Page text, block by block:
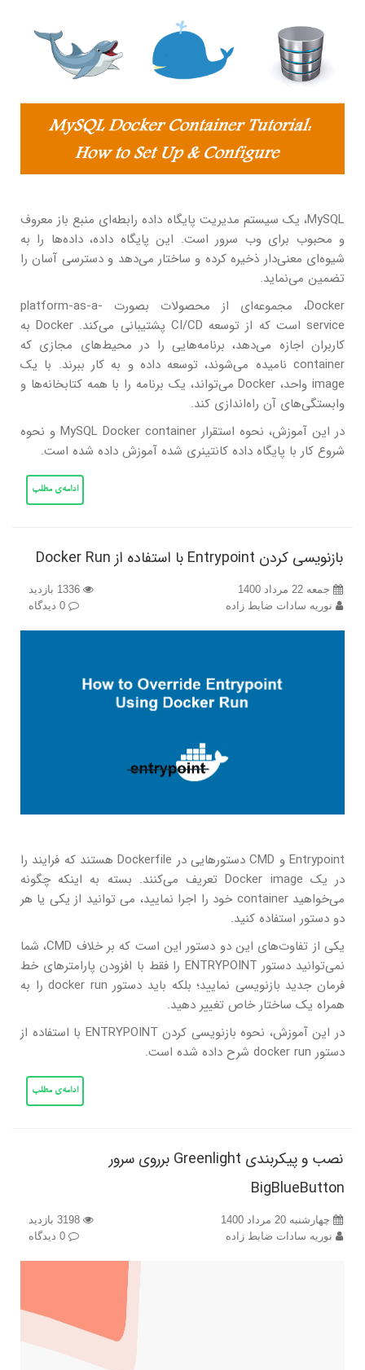
MySQL، یک سیستم مدیریت پایگاه داده رابطه‌ای منبع باز معروف
و محبوب برای وب سرور است. این پایگاه داده، داده‌ها را به
شیوه‌ای معنی‌دار ذخیره کرده و ساختار می‌دهد و دسترسی آسان را
تضمین می‌نماید.
Docker، مجموعه‌ای از محصولات بصورت platform-as-a-
service است که از توسعه CI/CD پشتیبانی می‌کند. Docker به
کاربران اجازه می‌دهد، برنامه‌هایی را در محیط‌های مجازی که
container نامیده می‌شوند، توسعه داده و به کار ببرند. با یک
image واحد، Docker می‌تواند، یک برنامه را با همه کتابخانه‌ها و
وابستگی‌های آن راه‌اندازی کند.
در این آموزش، نحوه استقرار MySQL Docker container و نحوه
شروع کار با پایگاه داده کانتینری شده آموزش داده شده است.
ادامه‌ی مطلب
بازنویسی کردن Entrypoint با استفاده از Docker Run
جمعه 22 مرداد 1400
نوریه سادات ضابط زاده
Entrypoint و CMD دستورهایی در Dockerfile هستند که فرایند را
در یک Docker image تعریف می‌کنند. بسته به اینکه چگونه
می‌خواهید container خود را اجرا نمایید، می توانید از یکی یا هر
دو دستور استفاده کنید.
یکی از تفاوت‌های این دو دستور این است که بر خلاف CMD، شما
نمی‌توانید دستور ENTRYPOINT را فقط با افزودن پارامترهای خط
فرمان جدید بازنویسی نمایید؛ بلکه باید دستور docker run را به
همراه یک ساختار خاص تغییر دهید.
در این آموزش، نحوه بازنویسی کردن ENTRYPOINT با استفاده از
دستور docker run شرح داده شده است.
ادامه‌ی مطلب
نصب و پیکربندی Greenlight برروی سرور
BigBlueButton
چهارشنبه 20 مرداد 1400
نوریه سادات ضابط زاده